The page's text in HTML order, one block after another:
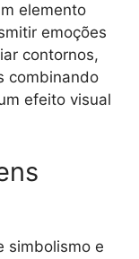
elemento
emoções
contornos,
combinando
efeito visual
simbolismo e